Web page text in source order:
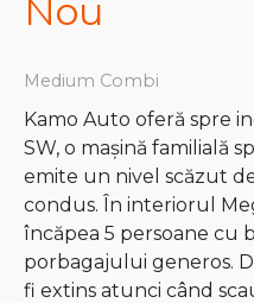
Nou
Medium Combi
Kamo Auto oferă spre
SW, o mașină familială
emite un nivel scăzut
condus. În interiorul
încăpea 5 persoane cu
porbagajului generos.
fi extins atunci când